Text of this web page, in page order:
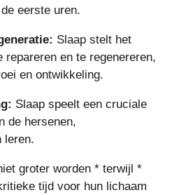
eerste uren.
Slaap stelt het
en te regenereren,
en ontwikkeling.
Slaap speelt een cruciale
de hersenen,
leren.
groter worden * terwijl *
tijd voor hun lichaam